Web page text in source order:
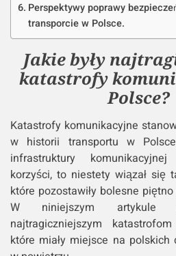
Perspektywy poprawy
transporcie w Polsce.
Jakie były
katastrofy
Polsce?
Katastrofy komunikacyjne
w historii transportu w
infrastruktury
korzyści, to niestety wiązał się
które pozostawiły bolesne
W niniejszym artykule
najtragiczniejszym
które miały miejsce na polskich